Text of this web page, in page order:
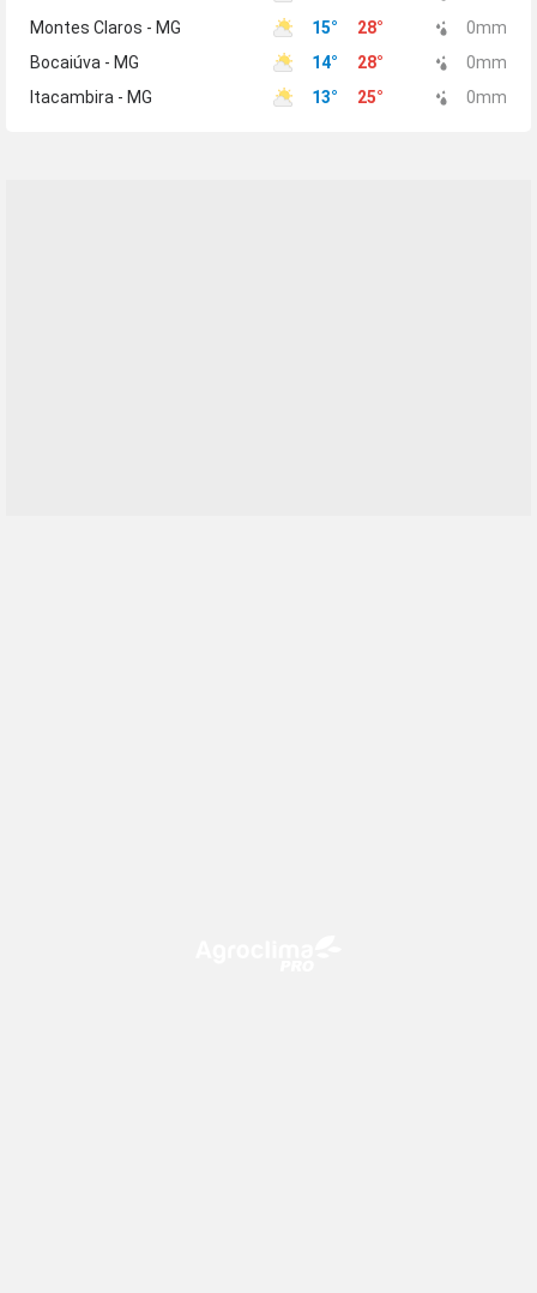
Montes Claros - MG
15° 28° 0mm
Bocaiúva - MG
14° 28° 0mm
Itacambira - MG
13° 25° 0mm